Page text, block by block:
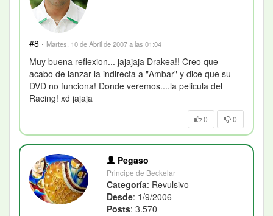
#8 · Martes, 10 de Abril de 2007 a las 01:04
Muy buena reflexion... jajajaja Drakea!! Creo que
acabo de lanzar la indirecta a "Ambar" y dice que su
DVD no funciona! Donde veremos....la pelicula del
Racing! xd jajaja
0 0
Pegaso
Principe de Beckelar
Categoría: Revulsivo
Desde: 1/9/2006
Posts: 3.570